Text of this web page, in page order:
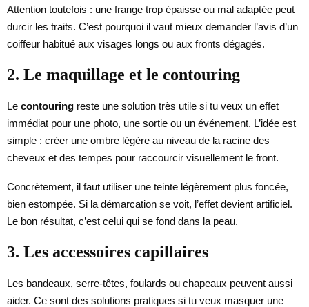
Attention toutefois : une frange trop épaisse ou mal adaptée peut
durcir les traits. C’est pourquoi il vaut mieux demander l’avis d’un
coiffeur habitué aux visages longs ou aux fronts dégagés.
2. Le maquillage et le contouring
Le contouring reste une solution très utile si tu veux un effet
immédiat pour une photo, une sortie ou un événement. L’idée est
simple : créer une ombre légère au niveau de la racine des
cheveux et des tempes pour raccourcir visuellement le front.
Concrètement, il faut utiliser une teinte légèrement plus foncée,
bien estompée. Si la démarcation se voit, l’effet devient artificiel.
Le bon résultat, c’est celui qui se fond dans la peau.
3. Les accessoires capillaires
Les bandeaux, serre-têtes, foulards ou chapeaux peuvent aussi
aider. Ce sont des solutions pratiques si tu veux masquer une